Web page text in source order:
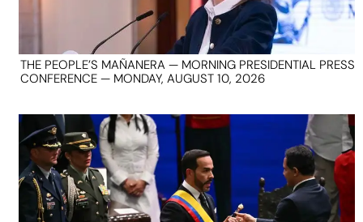
THE PEOPLE’S MAÑANERA — MORNING PRESIDENTIAL PRESS
CONFERENCE — MONDAY, AUGUST 10, 2026